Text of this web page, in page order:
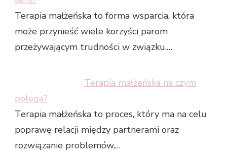
Terapia małżeńska to forma wsparcia, która
może przynieść wiele korzyści parom
przeżywającym trudności w związku.…
Terapia małżeńska na czym
polega?
Terapia małżeńska to proces, który ma na celu
poprawę relacji między partnerami oraz
rozwiązanie problemów,…